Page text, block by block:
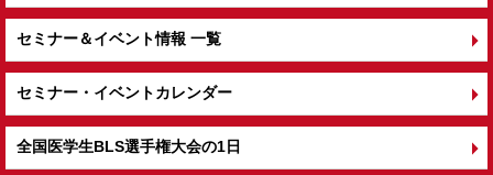
セミナー＆イベント情報 一覧
セミナー・イベントカレンダー
全国医学生BLS選手権大会の1日